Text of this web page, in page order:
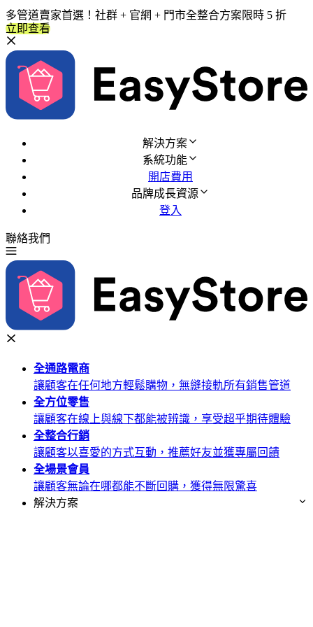
多管道賣家首選！社群 + 官網 + 門市全整合方案限時 5 折
立即查看
解決方案
系統功能
開店費用
品牌成長資源
登入
聯絡我們
全通路電商
讓顧客在任何地方輕鬆購物，無縫接軌所有銷售管道
全方位零售
讓顧客在線上與線下都能被辨識，享受超乎期待體驗
全整合行銷
讓顧客以喜愛的方式互動，推薦好友並獲專屬回饋
全場景會員
讓顧客無論在哪都能不斷回購，獲得無限驚喜
解決方案